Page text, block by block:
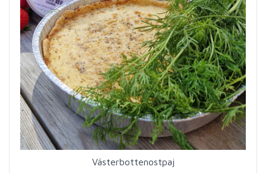
Västerbottenostpaj